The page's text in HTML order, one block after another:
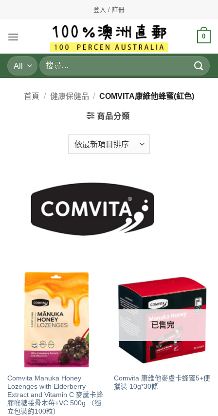
登入 / 註冊
0
搜
尋
鍵
首頁 / 健康保健品 / COMVITA康維他蜂蜜(紅色)
商品分類
Comvita Manuka Honey
Lozenges with Elderberry
Extract and Vitamin C 麥蘆卡蜂
膠喉糖接骨木莓+VC 500g （獨
立包裝約100粒）
已售完
Comvita 康维他麥盧卡蜂蜜5+便
攜裝 10g*30條